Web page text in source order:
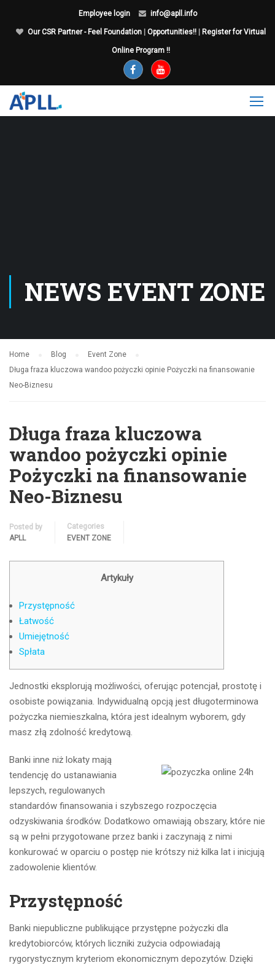
Employee login info@apll.info
Our CSR Partner - Feel Foundation Opportunities!! Register for Virtual
Online Program !!
NEWS EVENT ZONE
Home Blog
Event Zone
Długa fraza kluczowa wandoo pożyczki opinie Pożyczki na finansowanie
Neo-Biznesu
Długa fraza kluczowa
wandoo pożyczki opinie
Pożyczki na finansowanie
Neo-Biznesu
Posted by
APLL
Categories
EVENT ZONE
Artykuły
Przystępność
Łatwość
Umiejętność
Spłata
Jednostki eksplorują możliwości, oferując potencjał, prostotę i
osobiste powiązania. Indywidualną opcją jest długoterminowa
pożyczka niemieszkalna, która jest idealnym wyborem, gdy
masz złą zdolność kredytową.
Banki inne niż lokaty mają
tendencję do ustanawiania
lepszych, regulowanych
standardów finansowania i szybszego rozpoczęcia
odzyskiwania środków. Dodatkowo omawiają obszary, które nie
są w pełni przygotowane przez banki i zaczynają z nimi
konkurować w oparciu o postęp nie krótszy niż kilka lat i inicjują
zadowolenie klientów.
Przystępność
Banki niepubliczne publikujące przystępne pożyczki dla
kredytobiorców, których liczniki zużycia odpowiadają
rygorystycznym kryteriom ekonomicznym depozytów. Dzięki